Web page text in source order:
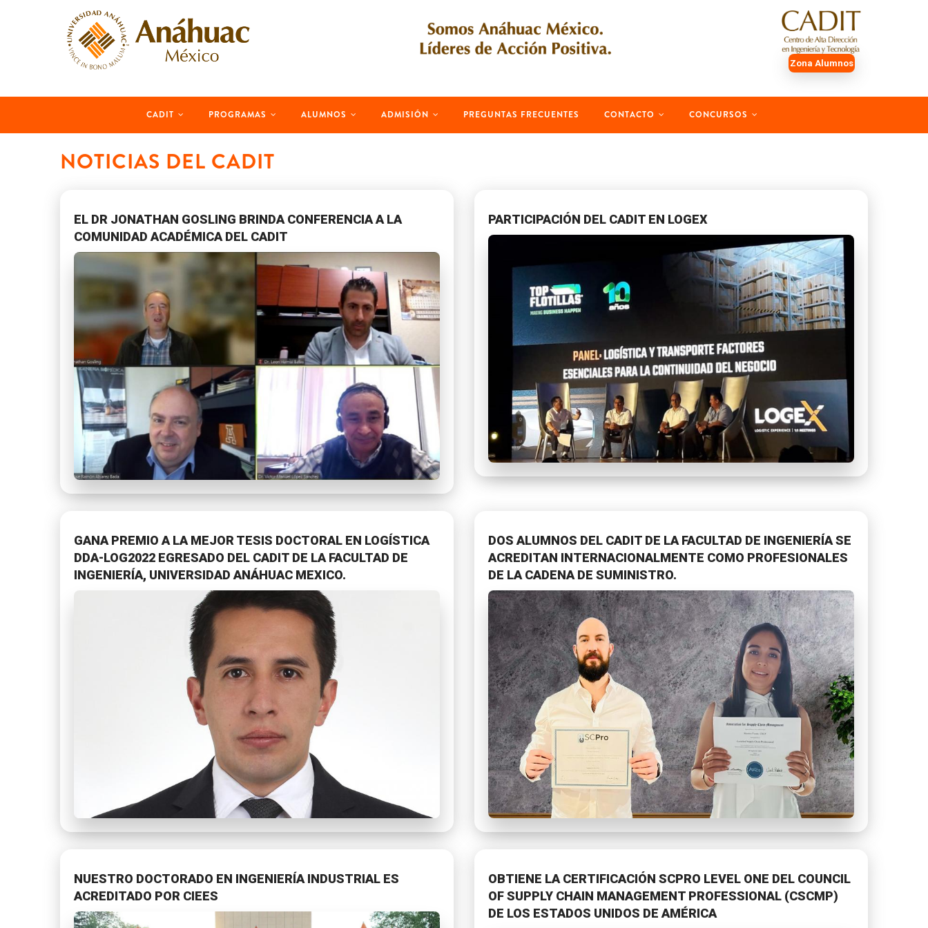
Zona Alumnos
MAIN
CADIT PROGRAMAS ALUMNOS ADMISIÓN PREGUNTAS FRECUENTES CONTACTO CONCURSOS
NOTICIAS DEL CADIT
EL DR JONATHAN GOSLING BRINDA CONFERENCIA A LA
COMUNIDAD ACADÉMICA DEL CADIT
PARTICIPACIÓN DEL CADIT EN LOGEX
GANA PREMIO A LA MEJOR TESIS DOCTORAL EN LOGÍSTICA
DDA-LOG2022 EGRESADO DEL CADIT DE LA FACULTAD DE
INGENIERÍA, UNIVERSIDAD ANÁHUAC MEXICO.
DOS ALUMNOS DEL CADIT DE LA FACULTAD DE INGENIERÍA SE
ACREDITAN INTERNACIONALMENTE COMO PROFESIONALES
DE LA CADENA DE SUMINISTRO.
NUESTRO DOCTORADO EN INGENIERÍA INDUSTRIAL ES
ACREDITADO POR CIEES
OBTIENE LA CERTIFICACIÓN SCPRO LEVEL ONE DEL COUNCIL
OF SUPPLY CHAIN MANAGEMENT PROFESSIONAL (CSCMP)
DE LOS ESTADOS UNIDOS DE AMÉRICA